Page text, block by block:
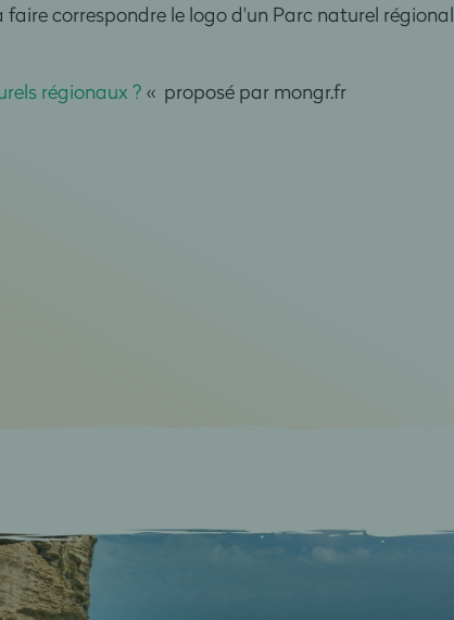
faire correspondre le logo d'un Parc naturel régional
régionaux ? « proposé par mongr.fr